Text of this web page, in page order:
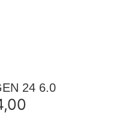
24 6.0